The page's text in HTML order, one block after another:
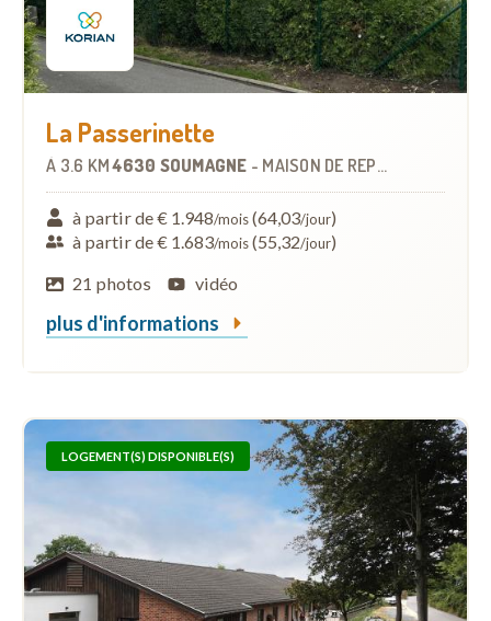
La Passerinette
À 3.6 KM 4630 SOUMAGNE - MAISON DE REPOS
à partir de € 1.948/mois(64,03/jour)
à partir de € 1.683/mois(55,32/jour)
21 photos
vidéo
plus d'informations
LOGEMENT(S) DISPONIBLE(S)